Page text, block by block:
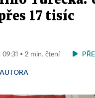
17 tisíc
09:31 ▪ 2 min. čtení